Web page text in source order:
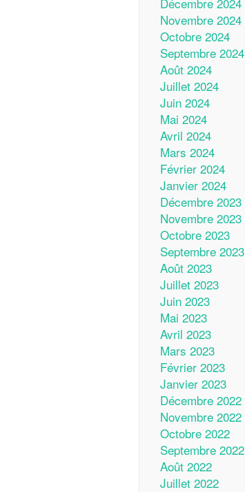
Novembre 2024
Octobre 2024
Septembre 2024
Août 2024
Juillet 2024
Juin 2024
Mai 2024
Avril 2024
Mars 2024
Février 2024
Janvier 2024
Décembre 2023
Novembre 2023
Octobre 2023
Septembre 2023
Août 2023
Juillet 2023
Juin 2023
Mai 2023
Avril 2023
Mars 2023
Février 2023
Janvier 2023
Décembre 2022
Novembre 2022
Octobre 2022
Septembre 2022
Août 2022
Juillet 2022